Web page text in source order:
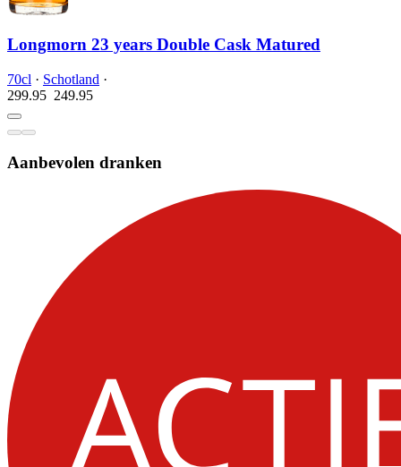
Longmorn 23 years Double Cask Matured
70cl · Schotland ·
299.95 249.95
Aanbevolen dranken